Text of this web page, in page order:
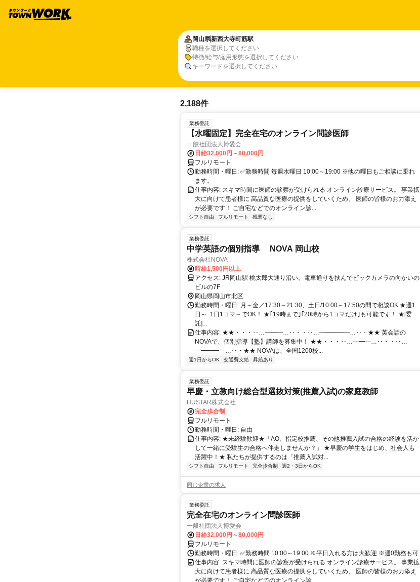
岡山県新西大寺町筋駅
職種を選択してください
特徴/給与/雇用形態を選択してください
キーワードを選択してください
2,188件
業務委託
【水曜固定】完全在宅のオンライン問診医師
一般社団法人博愛会
日給32,000円～80,000円
フルリモート
勤務時間・曜日: ✅勤務時間 毎週水曜日 10:00～19:00 ※他の曜日もご相談に乗れ
ます。
仕事内容: スキマ時間に医師の診察が受けられる オンライン診療サービス。 事業拡
大に向けて患者様に 高品質な医療の提供をしていくため、 医師の皆様のお力添え
が必要です！ ご自宅などでのオンライン診...
シフト自由 フルリモート 残業なし
業務委託
中学英語の個別指導 NOVA 岡山校
株式会社NOVA
時給1,500円以上
アクセス: JR岡山駅 桃太郎大通り沿い。電車通りを挟んでビックカメラの向かいの
ビルの7F
岡山県岡山市北区
勤務時間・曜日: 月～金／17:30～21:30、土日/10:00～17:50の間で相談OK ★週1
日～･1日1コマ～でOK！ ★｢19時まで｣｢20時から1コマだけ｣も可能です！ ★[委
託]...
仕事内容: ★★・・・‥…―━―…‥・・‥…―━━━―…‥・★★ 英会話の
NOVAで、個別指導【塾】講師を募集中！ ★★・・・‥…―━―…‥・・‥…
―━━━―…‥・★★ NOVAは、全国1200校...
週1日からOK 交通費支給 昇給あり
業務委託
早慶・立教向け総合型選抜対策(推薦入試)の家庭教師
HUSTAR株式会社
完全歩合制
フルリモート
勤務時間・曜日: 自由
仕事内容: ★未経験歓迎★「AO、指定校推薦、その他推薦入試の合格の経験を活か
して一緒に受験生の合格へ伴走しませんか？」 ★早慶の学生をはじめ、社会人も
活躍中！★ 私たちが提供するのは「推薦入試対...
シフト自由 フルリモート 完全歩合制 週2・3日からOK
同じ企業の求人
業務委託
完全在宅のオンライン問診医師
一般社団法人博愛会
日給32,000円～80,000円
フルリモート
勤務時間・曜日: ✅勤務時間 10:00～19:00 ※平日入れる方は大歓迎 ※週0勤務も可
仕事内容: スキマ時間に医師の診察が受けられる オンライン診療サービス。 事業拡
大に向けて患者様に 高品質な医療の提供をしていくため、 医師の皆様のお力添え
が必要です！ ご自宅などでのオンライン診...